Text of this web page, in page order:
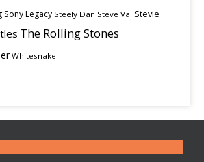
Sony Legacy Steely Dan Steve Vai Stevie
The Rolling Stones
Whitesnake